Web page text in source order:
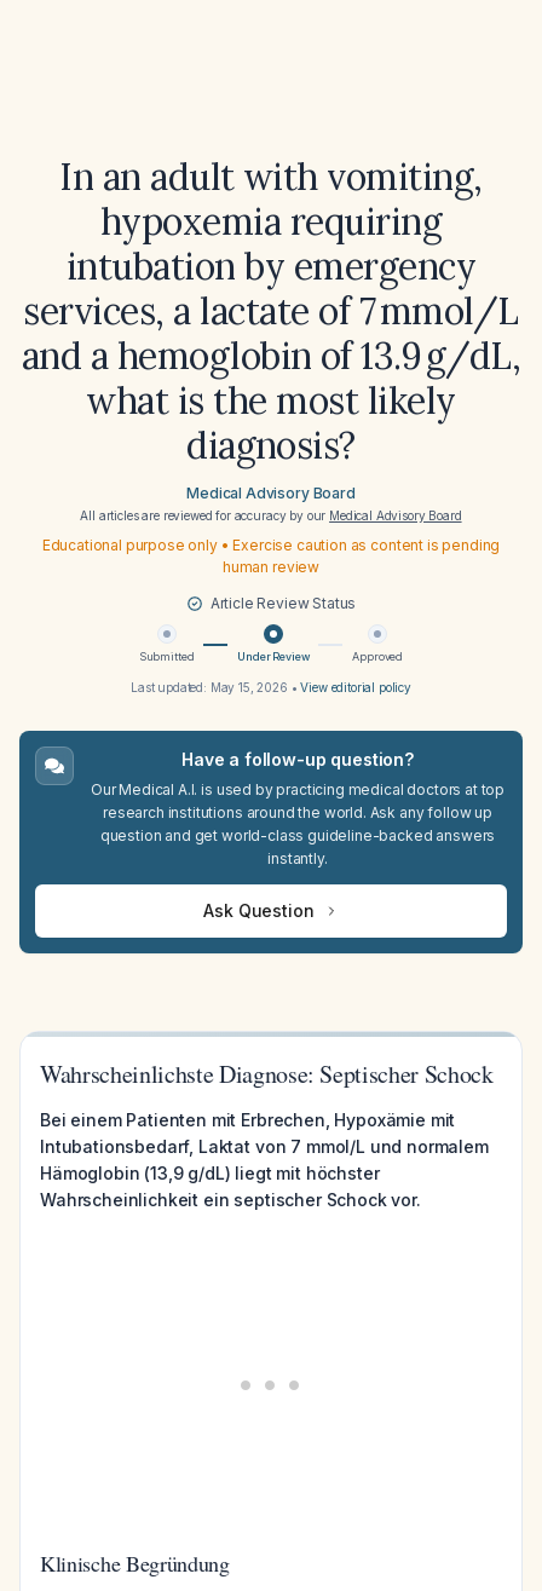
In an adult with vomiting,
hypoxemia requiring
intubation by emergency
services, a lactate of 7 mmol/L
and a hemoglobin of 13.9 g/dL,
what is the most likely
diagnosis?
Medical Advisory Board
All articles are reviewed for accuracy by our Medical Advisory Board
Educational purpose only • Exercise caution as content is pending
human review
Article Review Status
Submitted Under Review Approved
Last updated: May 15, 2026 •View editorial policy
Have a follow-up question?
Our Medical A.I. is used by practicing medical doctors at top
research institutions around the world. Ask any follow up
question and get world-class guideline-backed answers
instantly.
Ask Question
Wahrscheinlichste Diagnose: Septischer Schock
Bei einem Patienten mit Erbrechen, Hypoxämie mit
Intubationsbedarf, Laktat von 7 mmol/L und normalem
Hämoglobin (13,9 g/dL) liegt mit höchster
Wahrscheinlichkeit ein septischer Schock vor.
Klinische Begründung